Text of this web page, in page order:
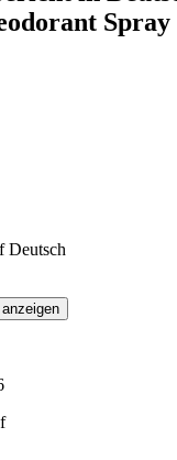
Spray
Deutsch